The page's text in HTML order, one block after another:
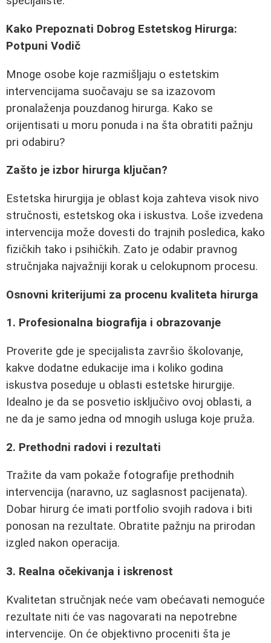
Kako Prepoznati Dobrog Estetskog Hirurga:
Potpuni Vodič
Mnoge osobe koje razmišljaju o estetskim
intervencijama suočavaju se sa izazovom
pronalaženja pouzdanog hirurga. Kako se
orijentisati u moru ponuda i na šta obratiti pažnju
pri odabiru?
Zašto je izbor hirurga ključan?
Estetska hirurgija je oblast koja zahteva visok nivo
stručnosti, estetskog oka i iskustva. Loše izvedena
intervencija može dovesti do trajnih posledica, kako
fizičkih tako i psihičkih. Zato je odabir pravnog
stručnjaka najvažniji korak u celokupnom procesu.
Osnovni kriterijumi za procenu kvaliteta hirurga
1. Profesionalna biografija i obrazovanje
Proverite gde je specijalista završio školovanje,
kakve dodatne edukacije ima i koliko godina
iskustva poseduje u oblasti estetske hirurgije.
Idealno je da se posvetio isključivo ovoj oblasti, a
ne da je samo jedna od mnogih usluga koje pruža.
2. Prethodni radovi i rezultati
Tražite da vam pokaže fotografije prethodnih
intervencija (naravno, uz saglasnost pacijenata).
Dobar hirurg će imati portfolio svojih radova i biti
ponosan na rezultate. Obratite pažnju na prirodan
izgled nakon operacija.
3. Realna očekivanja i iskrenost
Kvalitetan stručnjak neće vam obećavati nemoguće
rezultate niti će vas nagovarati na nepotrebne
intervencije. On će objektivno proceniti šta je